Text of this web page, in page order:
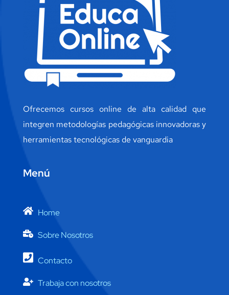
Ofrecemos cursos online de alta calidad que
integren metodologías pedagógicas innovadoras y
herramientas tecnológicas de vanguardia
Menú
Home
Sobre Nosotros
Contacto
Trabaja con nosotros